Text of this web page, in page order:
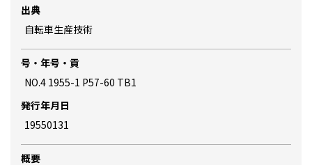
出典
自転車生産技術
号・年号・貢
NO.4 1955-1 P57-60 TB1
発行年月日
19550131
概要